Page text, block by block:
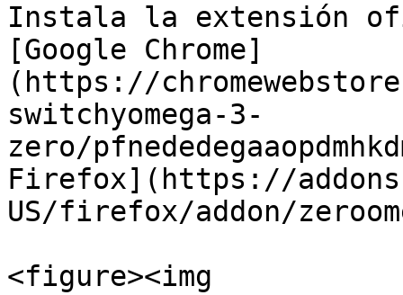
Instala la extensión
[Google Chrome]
(https://
switchyomega-3-
zero/
Firefox](https://
US/firefox/addon/
<figure><img